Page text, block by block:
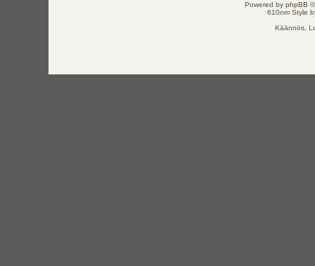
Powered by phpBB
610nm Style
Käännös,